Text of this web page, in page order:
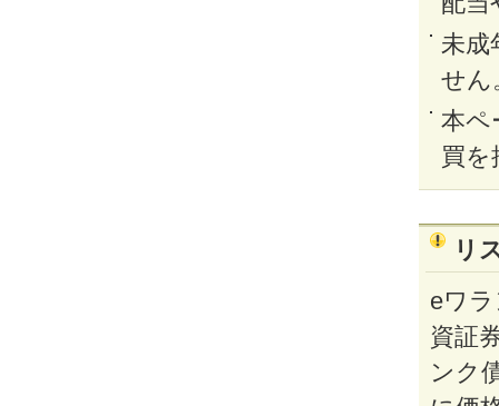
未成
せん
本ペ
買
リ
eワ
資証
ンク